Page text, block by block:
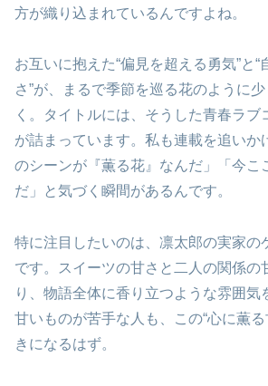
方が織り込まれているんですよね。
お互いに抱えた“偏見を超える勇気”と“
さ”が、まるで季節を巡る花のように
く。タイトルには、そうした青春ラブ
が詰まっています。私も連載を追いか
のシーンが『薫る花』なんだ」「今こ
だ」と気づく瞬間があるんです。
特に注目したいのは、凛太郎の実家の
です。スイーツの甘さと二人の関係の
り、物語全体に香り立つような雰囲気
甘いものが苦手な人も、この“心に薫
きになるはず。